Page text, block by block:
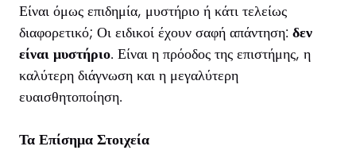
Είναι όμως επιδημία, μυστήριο ή κάτι τελείως
διαφορετικό; Οι ειδικοί έχουν σαφή απάντηση: δεν
είναι μυστήριο. Είναι η πρόοδος της επιστήμης, η
καλύτερη διάγνωση και η μεγαλύτερη
ευαισθητοποίηση.
Τα Επίσημα Στοιχεία